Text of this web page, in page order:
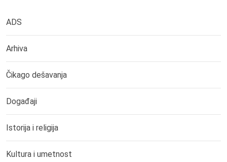
ADS
Arhiva
Čikago dešavanja
Događaji
Istorija i religija
Kultura i umetnost